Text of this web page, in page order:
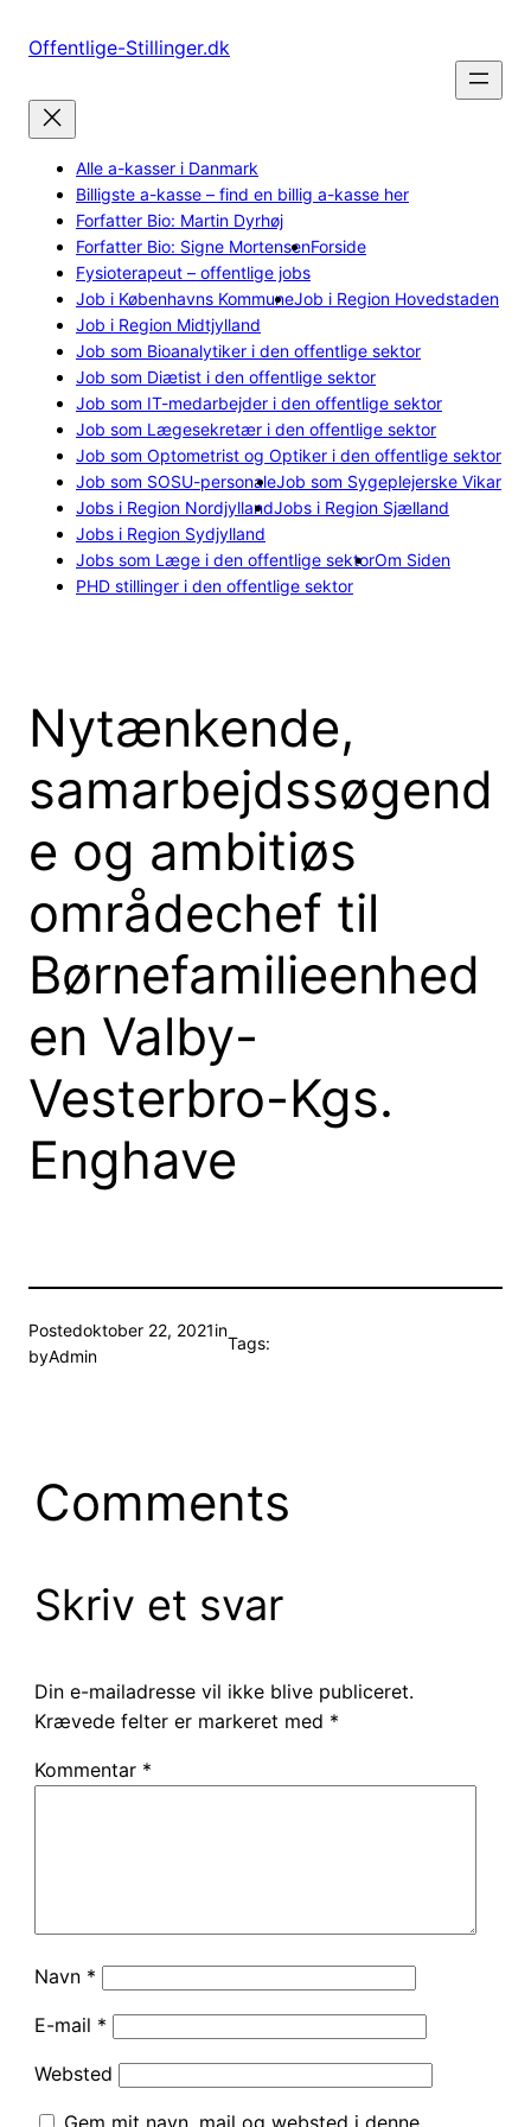
Offentlige-Stillinger.dk
Alle a-kasser i Danmark
Billigste a-kasse – find en billig a-kasse her
Forfatter Bio: Martin Dyrhøj
Forfatter Bio: Signe MortensenForside
Fysioterapeut – offentlige jobs
Job i Københavns KommuneJob i Region Hovedstaden
Job i Region Midtjylland
Job som Bioanalytiker i den offentlige sektor
Job som Diætist i den offentlige sektor
Job som IT-medarbejder i den offentlige sektor
Job som Lægesekretær i den offentlige sektor
Job som Optometrist og Optiker i den offentlige sektor
Job som SOSU-personaleJob som Sygeplejerske Vikar
Jobs i Region NordjyllandJobs i Region Sjælland
Jobs i Region Sydjylland
Jobs som Læge i den offentlige sektorOm Siden
PHD stillinger i den offentlige sektor
Nytænkende,
samarbejdssøgend
e og ambitiøs
områdechef til
Børnefamilieenhed
en Valby-
Vesterbro-Kgs.
Enghave
Postedoktober 22, 2021in
byAdmin
Tags:
Comments
Skriv et svar
Din e-mailadresse vil ikke blive publiceret.
Krævede felter er markeret med *
Kommentar *
Navn *
E-mail *
Websted